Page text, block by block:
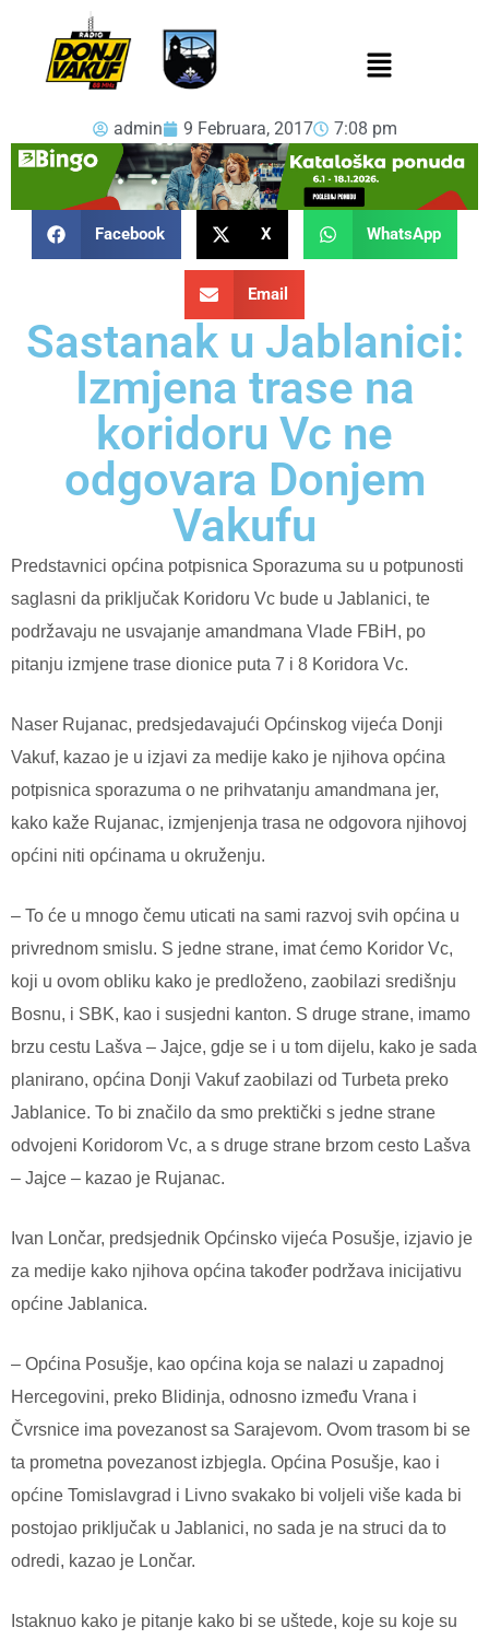
admin 9 Februara, 2017 7:08 pm
Facebook X WhatsApp
Email
Sastanak u Jablanici:
Izmjena trase na
koridoru Vc ne
odgovara Donjem
Vakufu
Predstavnici općina potpisnica Sporazuma su u potpunosti
saglasni da priključak Koridoru Vc bude u Jablanici, te
podržavaju ne usvajanje amandmana Vlade FBiH, po
pitanju izmjene trase dionice puta 7 i 8 Koridora Vc.
Naser Rujanac, predsjedavajući Općinskog vijeća Donji
Vakuf, kazao je u izjavi za medije kako je njihova općina
potpisnica sporazuma o ne prihvatanju amandmana jer,
kako kaže Rujanac, izmjenjenja trasa ne odgovora njihovoj
općini niti općinama u okruženju.
– To će u mnogo čemu uticati na sami razvoj svih općina u
privrednom smislu. S jedne strane, imat ćemo Koridor Vc,
koji u ovom obliku kako je predloženo, zaobilazi središnju
Bosnu, i SBK, kao i susjedni kanton. S druge strane, imamo
brzu cestu Lašva – Jajce, gdje se i u tom dijelu, kako je sada
planirano, općina Donji Vakuf zaobilazi od Turbeta preko
Jablanice. To bi značilo da smo prektički s jedne strane
odvojeni Koridorom Vc, a s druge strane brzom cesto Lašva
– Jajce – kazao je Rujanac.
Ivan Lončar, predsjednik Općinsko vijeća Posušje, izjavio je
za medije kako njihova općina također podržava inicijativu
općine Jablanica.
– Općina Posušje, kao općina koja se nalazi u zapadnoj
Hercegovini, preko Blidinja, odnosno između Vrana i
Čvrsnice ima povezanost sa Sarajevom. Ovom trasom bi se
ta prometna povezanost izbjegla. Općina Posušje, kao i
općine Tomislavgrad i Livno svakako bi voljeli više kada bi
postojao priključak u Jablanici, no sada je na struci da to
odredi, kazao je Lončar.
Istaknuo kako je pitanje kako bi se uštede, koje su koje su